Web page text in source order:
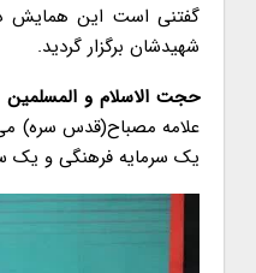
گفتنی است این همایش
شهیدشان برگزار گردید.
حجت الاسلام و
علامه مصباح(قدس سره) می
یک سرمایه فرهنگی و یک